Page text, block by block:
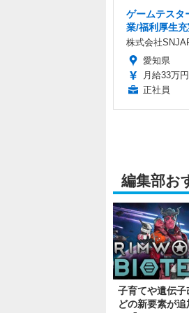
ゲームテスタ
業/福利厚生
株式会社
愛知県
月給33万
正社員
編集部お
子育てや遺伝子
どの新要素が追